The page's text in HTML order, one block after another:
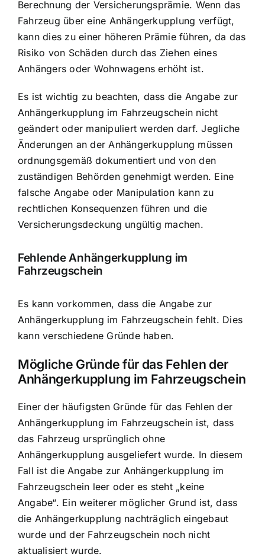
Berechnung der Versicherungsprämie. Wenn das
Fahrzeug über eine Anhängerkupplung verfügt,
kann dies zu einer höheren Prämie führen, da das
Risiko von Schäden durch das Ziehen eines
Anhängers oder Wohnwagens erhöht ist.
Es ist wichtig zu beachten, dass die Angabe zur
Anhängerkupplung im Fahrzeugschein nicht
geändert oder manipuliert werden darf. Jegliche
Änderungen an der Anhängerkupplung müssen
ordnungsgemäß dokumentiert und von den
zuständigen Behörden genehmigt werden. Eine
falsche Angabe oder Manipulation kann zu
rechtlichen Konsequenzen führen und die
Versicherungsdeckung ungültig machen.
Fehlende Anhängerkupplung im
Fahrzeugschein
Es kann vorkommen, dass die Angabe zur
Anhängerkupplung im Fahrzeugschein fehlt. Dies
kann verschiedene Gründe haben.
Mögliche Gründe für das Fehlen der
Anhängerkupplung im Fahrzeugschein
Einer der häufigsten Gründe für das Fehlen der
Anhängerkupplung im Fahrzeugschein ist, dass
das Fahrzeug ursprünglich ohne
Anhängerkupplung ausgeliefert wurde. In diesem
Fall ist die Angabe zur Anhängerkupplung im
Fahrzeugschein leer oder es steht „keine
Angabe“. Ein weiterer möglicher Grund ist, dass
die Anhängerkupplung nachträglich eingebaut
wurde und der Fahrzeugschein noch nicht
aktualisiert wurde.